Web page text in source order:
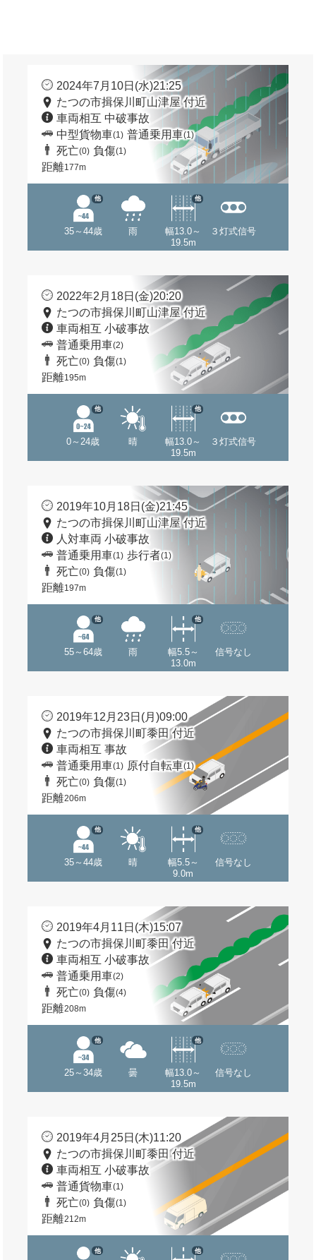
2024年7月10日(水)21:25
たつの市揖保川町山津屋 付近
車両相互 中破事故
中型貨物車(1) 普通乗用車(1)
死亡(0) 負傷(1)
距離177m
35～44歳
他
雨
幅13.0～
19.5m
他
３灯式信号
2022年2月18日(金)20:20
たつの市揖保川町山津屋 付近
車両相互 小破事故
普通乗用車(2)
死亡(0) 負傷(1)
距離195m
0～24歳
他
晴
幅13.0～
19.5m
他
３灯式信号
2019年10月18日(金)21:45
たつの市揖保川町山津屋 付近
人対車両 小破事故
普通乗用車(1) 歩行者(1)
死亡(0) 負傷(1)
距離197m
55～64歳
他
雨
幅5.5～
13.0m
他
信号なし
2019年12月23日(月)09:00
たつの市揖保川町黍田 付近
車両相互 事故
普通乗用車(1) 原付自転車(1)
死亡(0) 負傷(1)
距離206m
35～44歳
他
晴
幅5.5～
9.0m
他
信号なし
2019年4月11日(木)15:07
たつの市揖保川町黍田 付近
車両相互 小破事故
普通乗用車(2)
死亡(0) 負傷(4)
距離208m
25～34歳
他
曇
幅13.0～
19.5m
他
信号なし
2019年4月25日(木)11:20
たつの市揖保川町黍田 付近
車両相互 小破事故
普通貨物車(1)
死亡(0) 負傷(1)
距離212m
他 他